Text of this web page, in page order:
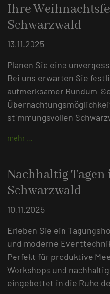
Ihre
Schwarzwald
13.11.2025
Planen Sie eine
Bei uns erwarten Sie
aufmerksamer Rundum-
stimmungsvollen
mehr …
Nachhaltig Tagen
Schwarzwald
10.11.2025
Erleben Sie ein
und moderne
Perfekt für produktive
Workshops und
eingebettet in die Ruhe